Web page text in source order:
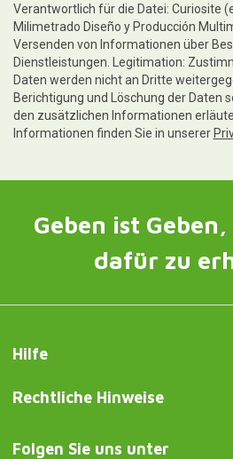
Verantwortlich für die Datei: Curiosite
Milimetrado Diseño y Producción
Versenden von Informationen über
Dienstleistungen. Legitimation:
Daten werden nicht an Dritte
Berichtigung und Löschung der Daten
den zusätzlichen Informationen
Informationen finden Sie in unserer
Geben ist
dafür zu
Hilfe
Rechtliche Hinweise
Folgen Sie uns unter